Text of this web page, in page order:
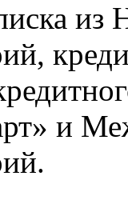
из
и